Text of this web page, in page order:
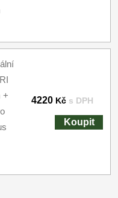
+
4220 Kč s DPH
Koupit